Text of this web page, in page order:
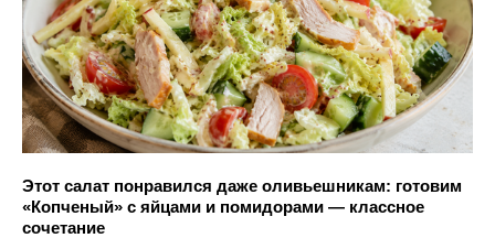
Этот салат понравился даже оливьешникам: готовим
«Копченый» с яйцами и помидорами — классное
сочетание